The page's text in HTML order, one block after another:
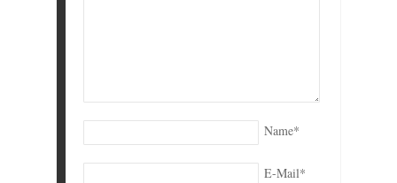
Name*
E-Mail*